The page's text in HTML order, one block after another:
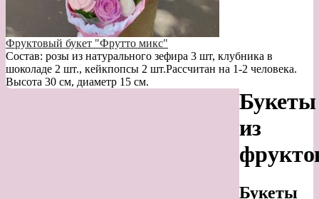
Фруктовый букет "Фрутто микс"
Состав: розы из натурального зефира 3 шт, клубника в
шоколаде 2 шт., кейкпопсы 2 шт.Рассчитан на 1-2 человека.
Высота 30 см, диаметр 15 см.
Букеты
из
Букеты